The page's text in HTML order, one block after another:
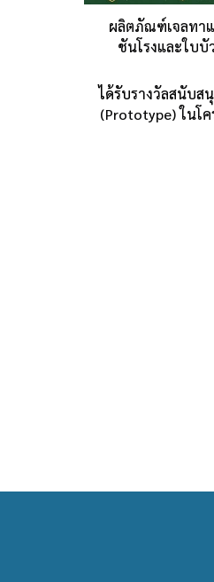
ผลิตภัณฑ์เจลทา
ชันโรงและใบบั
ได้รับรางวัลสนับ
(Prototype) ในโ